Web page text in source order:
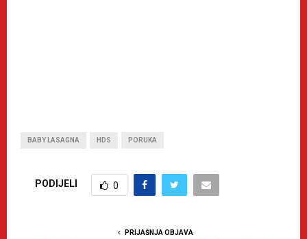
BABY LASAGNA HDS PORUKA
PODIJELI 0
PRIJAŠNJA OBJAVA